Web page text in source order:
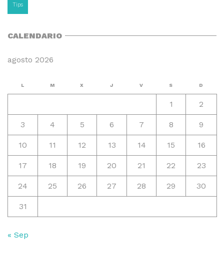
Tips
CALENDARIO
agosto 2026
L M X J V S D
1 2
3 4 5 6 7 8 9
10 11 12 13 14 15 16
17 18 19 20 21 22 23
24 25 26 27 28 29 30
31
« Sep